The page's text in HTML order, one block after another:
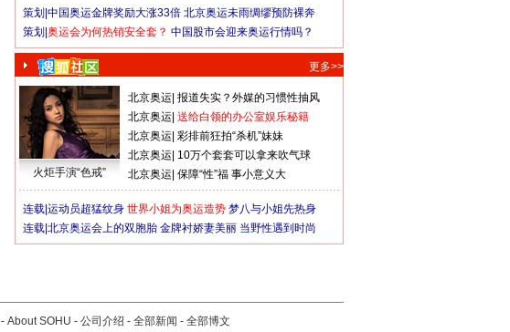
策划| 中国奥运金牌奖励大涨33倍 北京奥运未雨绸缪预防裸奔
策划| 奥运会为何热销安全套？ 中国股市会迎来奥运行情吗？
更多>>
火炬手演“色戒”
北京奥运 报道失实？外媒的习惯性抽风
北京奥运 送给白领的办公室娱乐秘籍
北京奥运 彩排前狂拍“杀机”妹妹
北京奥运 10万个套套可以拿来吹气球
北京奥运 保障“性”福 事小意义大
连载| 运动员超猛纹身 世界小姐为奥运造势 梦八与小姐先热身
连载| 北京奥运会上的双胞胎 金牌衬娇妻美丽 当野性遇到时尚
- About SOHU - 公司介绍 - 全部新闻 - 全部博文